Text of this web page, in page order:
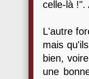
celle-là !".
L'autre
mais
bien,
une